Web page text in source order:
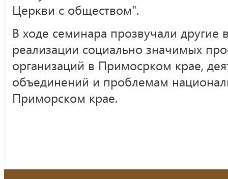
Церкви с обществом".
В ходе семинара прозвучали
реализации социально значимых
организаций в Примосрком крае,
объединений и проблемам
Приморском крае.